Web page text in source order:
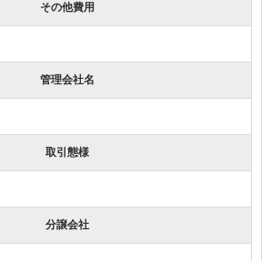
その他費用
管理会社名
取引態様
分譲会社